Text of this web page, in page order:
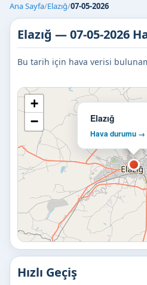
Ana Sayfa/Elazığ/07-05-2026
Elazığ — 07-05-2026
Bu tarih için hava verisi
Elazığ
Hava durumu →
+
−
Hızlı Geçiş